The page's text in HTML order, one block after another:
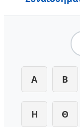
Α Β
Η Θ